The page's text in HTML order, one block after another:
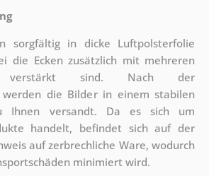
sorgfältig in dicke Luftpolsterfolie
die Ecken zusätzlich mit mehreren
verstärkt sind. Nach der
die Bilder in einem stabilen
Ihnen versandt. Da es sich um
handelt, befindet sich auf der
auf zerbrechliche Ware, wodurch
minimiert wird.